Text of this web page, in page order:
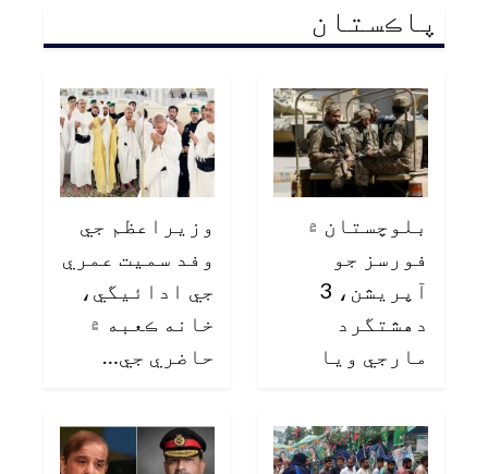
پاڪستان
بلوچستان ۾
فورسز جو
آپريشن، 3
دهشتگرد
مارجي ويا
وزيراعظم جي
وفد سميت عمري
جي ادائيگي،
خانه ڪعبه ۾
حاضري جي…